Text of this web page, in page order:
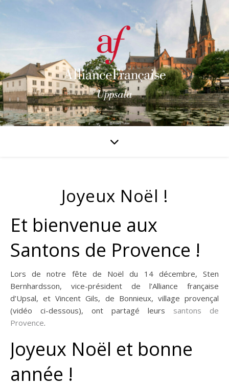
Joyeux Noël !
Et bienvenue aux
Santons de Provence !
Lors de notre fête de Noël du 14 décembre, Sten
Bernhardsson, vice-président de l’Alliance française
d’Upsal, et Vincent Gils, de Bonnieux, village provençal
(vidéo ci-dessous), ont partagé leurs santons de
Provence.
Joyeux Noël et bonne
année !